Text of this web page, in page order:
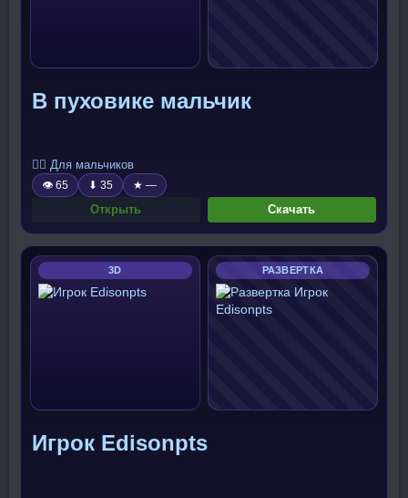
В пуховике мальчик
🧍‍♂️ Для мальчиков
👁 65 ⬇ 35 ★ —
Открыть Скачать
3D РАЗВЕРТКА
Игрок Edisonpts